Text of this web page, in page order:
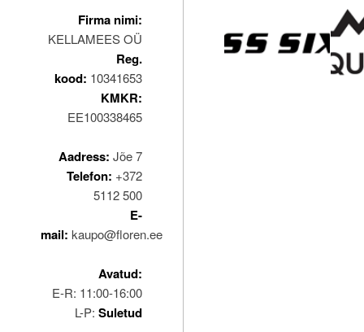
Firma nimi:
KELLAMEES OÜ
Reg.
kood: 10341653
KMKR:
EE100338465
Aadress: Jõe 7
Telefon: +372
5112 500
E-
mail: kaupo@floren.ee
Avatud:
E-R: 11:00-16:00
L-P: Suletud